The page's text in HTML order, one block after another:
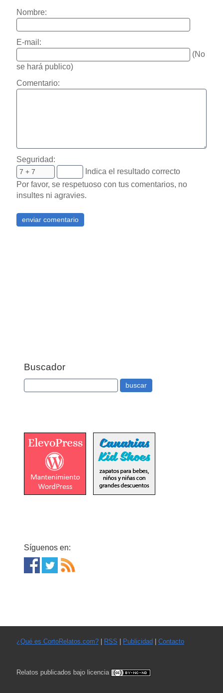
Nombre:
E-mail:
(No
se hará publico)
Comentario:
Seguridad:
Indica el resultado correcto
Por favor, se respetuoso con tus comentarios, no
insultes ni agravies.
Buscador
Síguenos en:
¿Qué es CortoRelatos.com?| RSS Publicidad Contacto
Relatos publicados bajo licencia